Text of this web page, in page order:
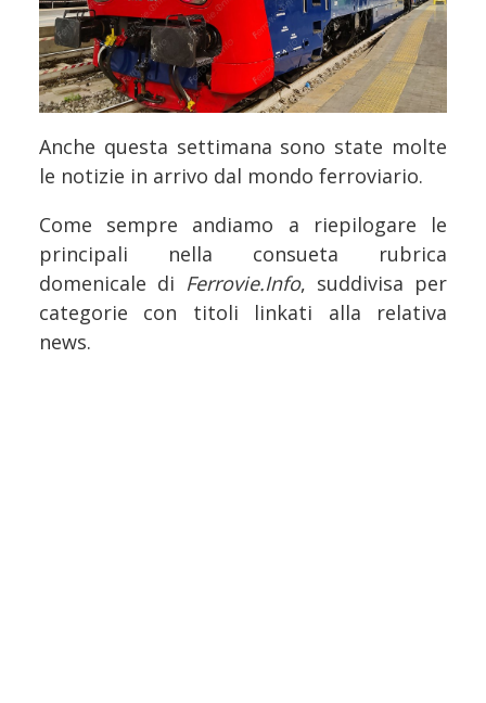
Anche questa settimana sono state molte
le notizie in arrivo dal mondo ferroviario.
Come sempre andiamo a riepilogare le
principali nella consueta rubrica
domenicale di Ferrovie.Info, suddivisa per
categorie con titoli linkati alla relativa
news.